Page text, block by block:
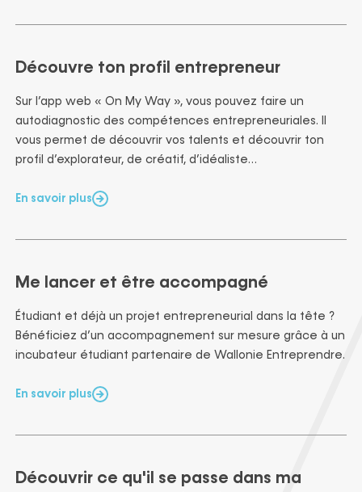
Découvre ton profil entrepreneur
Sur l’app web « On My Way », vous pouvez faire un
autodiagnostic des compétences entrepreneuriales. Il
vous permet de découvrir vos talents et découvrir ton
profil d’explorateur, de créatif, d’idéaliste…
En savoir plus
Me lancer et être accompagné
Étudiant et déjà un projet entrepreneurial dans la tête ?
Bénéficiez d’un accompagnement sur mesure grâce à un
incubateur étudiant partenaire de Wallonie Entreprendre.
En savoir plus
Découvrir ce qu'il se passe dans ma